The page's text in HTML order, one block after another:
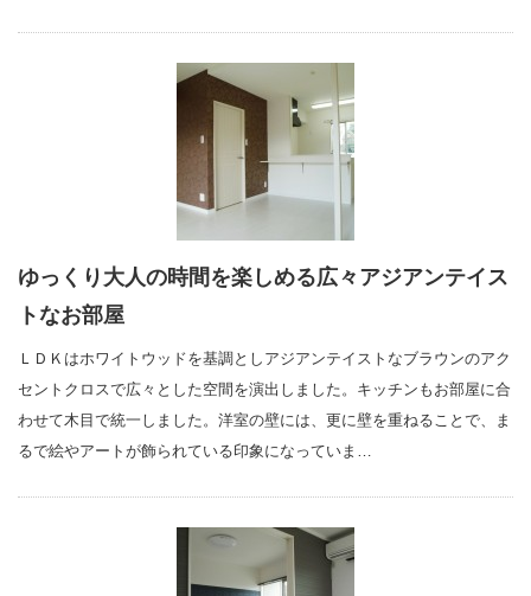
ゆっくり大人の時間を楽しめる広々アジアンテイス
トなお部屋
ＬＤＫはホワイトウッドを基調としアジアンテイストなブラウンのアク
セントクロスで広々とした空間を演出しました。キッチンもお部屋に合
わせて木目で統一しました。洋室の壁には、更に壁を重ねることで、ま
るで絵やアートが飾られている印象になっていま…